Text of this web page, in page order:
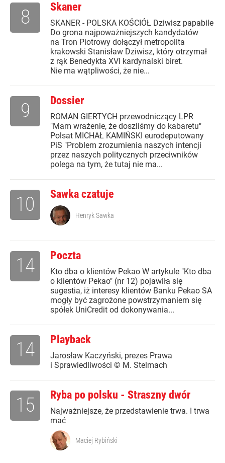
Skaner
SKANER - POLSKA KOŚCIÓŁ Dziwisz papabile
Do grona najpoważniejszych kandydatów
na Tron Piotrowy dołączył metropolita
krakowski Stanisław Dziwisz, który otrzymał
z rąk Benedykta XVI kardynalski biret.
Nie ma wątpliwości, że nie...
8
Dossier
ROMAN GIERTYCH przewodniczący LPR
"Mam wrażenie, że doszliśmy do kabaretu"
Polsat MICHAŁ KAMIŃSKI eurodeputowany
PiS "Problem zrozumienia naszych intencji
przez naszych politycznych przeciwników
polega na tym, że tutaj nie ma...
9
Sawka czatuje
10 Henryk Sawka
Poczta
Kto dba o klientów Pekao W artykule "Kto dba
o klientów Pekao" (nr 12) pojawiła się
sugestia, iż interesy klientów Banku Pekao SA
mogły być zagrożone powstrzymaniem się
spółek UniCredit od dokonywania...
14
Playback
Jarosław Kaczyński, prezes Prawa
i Sprawiedliwości © M. Stelmach
14
Ryba po polsku - Straszny dwór
Najważniejsze, że przedstawienie trwa. I trwa
mać
15
Maciej Rybiński